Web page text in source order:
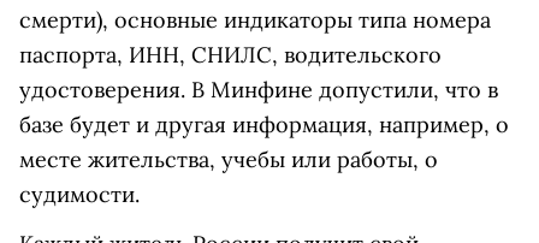
смерти), основные индикаторы типа номера
паспорта, ИНН, СНИЛС, водительского
удостоверения. В Минфине допустили, что в
базе будет и другая информация, например, о
месте жительства, учебы или работы, о
судимости.